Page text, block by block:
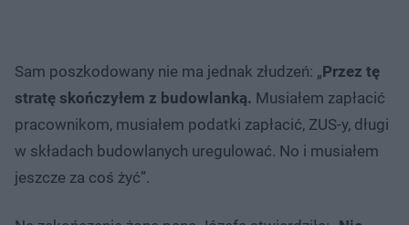
Sam poszkodowany nie ma jednak złudzeń: „Przez tę
stratę skończyłem z budowlanką. Musiałem zapłacić
pracownikom, musiałem podatki zapłacić, ZUS-y, długi
w składach budowlanych uregulować. No i musiałem
jeszcze za coś żyć”.